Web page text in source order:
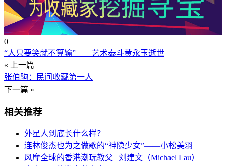
0
“人只要笑就不算输”——艺术泰斗黄永玉逝世
« 上一篇
张伯驹：民间收藏第一人
下一篇 »
相关推荐
外星人到底长什么样？
连林俊杰也为之做歌的“神隐少女”——小松美羽
风靡全球的香港潮玩教父 | 刘建文（Michael Lau）